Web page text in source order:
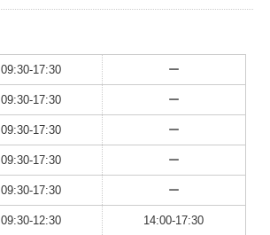
09:30-17:30 ー
09:30-17:30 ー
09:30-17:30 ー
09:30-17:30 ー
09:30-17:30 ー
09:30-12:30 14:00-17:30